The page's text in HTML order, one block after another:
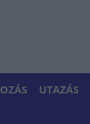
UTAZÁS